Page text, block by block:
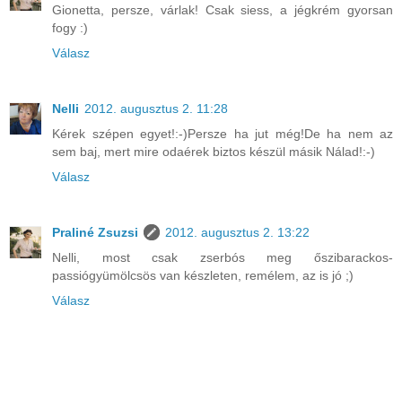
Gionetta, persze, várlak! Csak siess, a jégkrém gyorsan
fogy :)
Válasz
Nelli 2012. augusztus 2. 11:28
Kérek szépen egyet!:-)Persze ha jut még!De ha nem az
sem baj, mert mire odaérek biztos készül másik Nálad!:-)
Válasz
Praliné Zsuzsi
2012. augusztus 2. 13:22
Nelli, most csak zserbós meg őszibarackos-
passiógyümölcsös van készleten, remélem, az is jó ;)
Válasz